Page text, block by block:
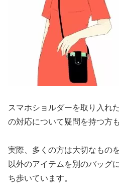
スマホショルダーを取り入れ
の対応について疑問を持つ方
実際、多くの方は大切なもの
以外のアイテムを別のバッグ
ち歩いています。